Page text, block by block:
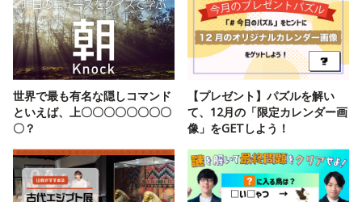
世界で最も有名な隠しコマンド
といえば、上〇〇〇〇〇〇〇〇
〇？
【プレゼント】パズルを解い
て、12月の「限定カレンダー画
像」をGETしよう！